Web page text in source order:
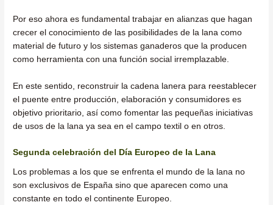
Por eso ahora es fundamental trabajar en alianzas que hagan
crecer el conocimiento de las posibilidades de la lana como
material de futuro y los sistemas ganaderos que la producen
como herramienta con una función social irremplazable.
En este sentido, reconstruir la cadena lanera para reestablecer
el puente entre producción, elaboración y consumidores es
objetivo prioritario, así como fomentar las pequeñas iniciativas
de usos de la lana ya sea en el campo textil o en otros.
Segunda celebración del Día Europeo de la Lana
Los problemas a los que se enfrenta el mundo de la lana no
son exclusivos de España sino que aparecen como una
constante en todo el continente Europeo.